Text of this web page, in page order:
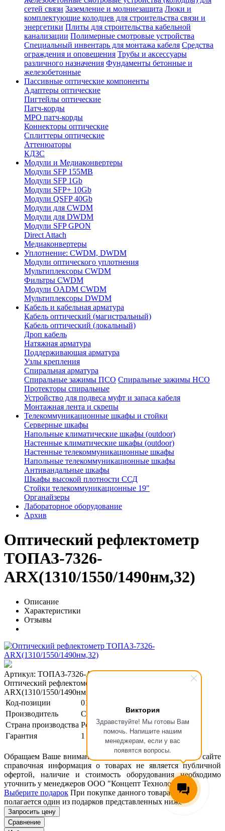
Виктория
Здравствуйте! Мы готовы Вам
помочь. Напишите нашим
менеджерам, если у вас
появятся вопросы.
сетей связи Заземление и молниезащита Люки и
комплектующие колодцев для строительства связи и
энергетики Плиты для строительства кабельной
канализации Полимерные смотровые устройства
Специальный инвентарь для монтажа кабеля Средства
ограждения и оповещения Трубы и аксессуары
различного назначения Фундаменты бетонные и
железобетонные
Пассивные оптические компоненты
Адаптеры оптические
Пигтейлы оптические
Патч-корды
MPO патч-корды
Коннекторы оптические
Сплиттеры оптические
Аттенюаторы
КДЗС
Модули и Медиаконвертеры
Модули SFP 155MB
Модули SFP 1Gb
Модули SFP+ 10Gb
Модули QSFP 40Gb
Модули для CWDM
Модули для DWDM
Модули SFP GPON
Direct Attach
Медиаконвертеры
Уплотнение: CWDM, DWDM
Модули оптического уплотнения
Мультиплексоры CWDM
Фильтры CWDM
Модули OADM CWDM
Мультиплексоры DWDM
Кабель и кабельная арматура
Кабель оптический (магистральный)
Кабель оптический (локальный)
Дроп кабель
Натяжная арматура
Поддерживающая арматура
Узлы крепления
Спиральная арматура
Спиральные зажимы ПСО Спиральные зажимы НСО
Протекторы спиральные
Устройство для подвеса муфт и запаса кабеля
Монтажная лента и скрепы
Телекоммуникационные шкафы и стойки
Серверные шкафы
Напольные климатические шкафы (outdoor)
Настенные климатические шкафы (outdoor)
Настенные телекоммуникационные шкафы
Напольные телекоммуникационные шкафы
Антивандальные шкафы
Шкафы высокой плотности ССД
Стойки телекоммуникационные 19"
Органайзеры
Лабораторное оборудование
Архив
Оптический рефлектометр
ТОПАЗ-7326-
ARX(1310/1550/1490нм,32)
Описание
Характеристики
Отзывы
Артикул: ТОПАЗ-7326-ARX
Оптический рефлектометр ТОПАЗ-7326-
ARX(1310/1550/1490нм,32)
Код-позиции
01-00124809
Производитель
Связь Сервис
Страна производства Россия
Гарантия
1 год
Обращаем Ваше внимание, что размещенная на данном сайте
справочная информация о товарах не является публичной
офертой, наличие и стоимость оборудования необходимо
уточнить у менеджеров ООО "Концепт Технологии".
Выберите подарок При покупке данного товара вам
полагается один из подарков представленных ниже
Запросить цену
Сравнение